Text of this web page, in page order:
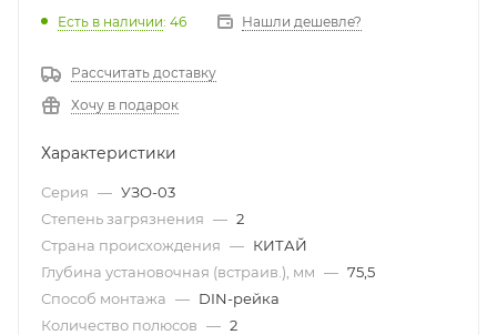
Есть в наличии: 46 Нашли дешевле?
Рассчитать доставку
Хочу в подарок
Характеристики
Серия — УЗО-03
Степень загрязнения — 2
Страна происхождения — КИТАЙ
Глубина установочная (встраив.), мм — 75,5
Способ монтажа — DIN-рейка
Количество полюсов — 2